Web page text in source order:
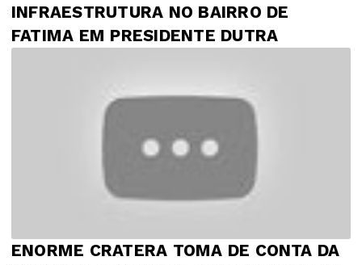
INFRAESTRUTURA NO BAIRRO DE
FATIMA EM PRESIDENTE DUTRA
ENORME CRATERA TOMA DE CONTA DA